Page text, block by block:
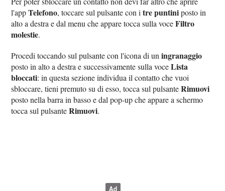
l'appTelefono, toccare sul pulsante con itre puntiniposto in
alto a destra e dal menu che appare tocca sulla voceFiltro
molestie.
Procedi toccando sul pulsante con l'icona di uningranaggio
posto in alto a destra e successivamente sulla voceLista
bloccati: in questa sezione individua il contatto che vuoi
sbloccare, tieni premuto su di esso, tocca sul pulsanteRimuovi
posto nella barra in basso e dal pop-up che appare a schermo
tocca sul pulsanteRimuovi.